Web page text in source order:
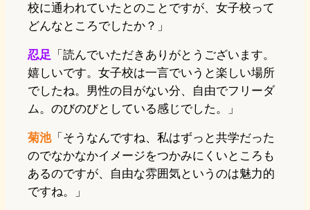
校に通われていたとのことですが、女子校って
どんなところでしたか？」
忍足 「読んでいただきありがとうございます。
嬉しいです。女子校は一言でいうと楽しい場所
でしたね。男性の目がない分、自由でフリーダ
ム。のびのびとしている感じでした。」
菊池「そうなんですね、私はずっと共学だった
のでなかなかイメージをつかみにくいところも
あるのですが、自由な雰囲気というのは魅力的
ですね。」